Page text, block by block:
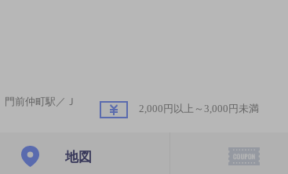
前仲町駅／Ｊ
2,000円以上～3,000円未満
地図